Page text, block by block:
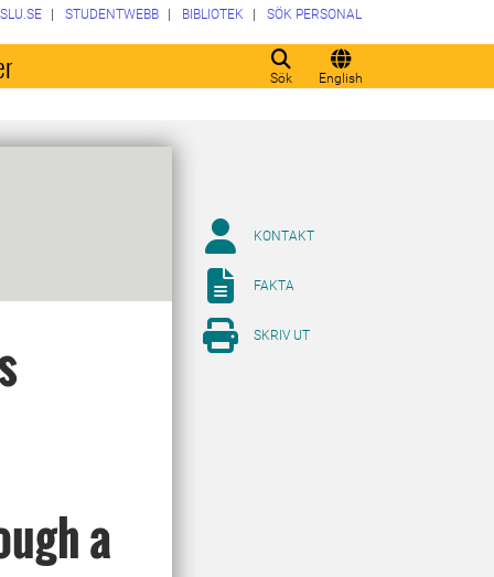
Sök English
SLU.SE STUDENTWEBB BIBLIOTEK SÖK PERSONAL
a
KONTAKT
FAKTA
SKRIV UT